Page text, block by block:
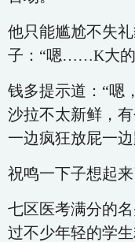
他只能尴尬不失
子：“嗯……K大
钱多提示道：“嗯
沙拉不太新鲜，
一边疯狂放屁一
祝鸣一下子想起
七区医考满分的
过不少年轻的学